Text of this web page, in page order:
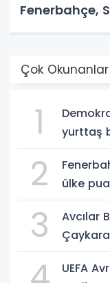
Fenerbahçe,
Çok Okunanlar
1
yurttaş
2
ülke
3
Avcılar
UEFA